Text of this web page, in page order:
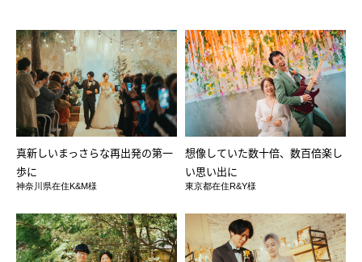
真新しいまっさらな再出発の第一
歩に
神奈川県在住K&M様
想像していた数十倍、数百倍楽し
い思い出に
東京都在住R&Y様